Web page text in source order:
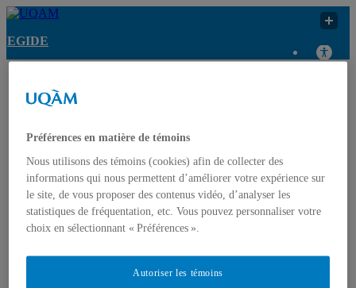
EGIDE
Français
Accueil
ÉQUIPE
Nous joindre
Préférences en matière de témoins
Nous utilisons des témoins (cookies) afin de collecter des
informations qui nous permettent d’améliorer votre expérience sur
le site, de vous proposer des contenus vidéo, d’analyser les
statistiques de fréquentation, etc. Vous pouvez personnaliser votre
choix en sélectionnant « Préférences ».
Autoriser les témoins